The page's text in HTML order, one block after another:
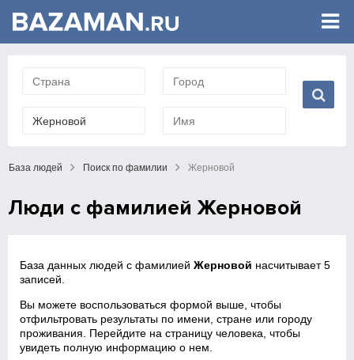
База людей Поиск по фамилии Жерновой
Люди с фамилией Жерновой
База данных людей с фамилиейЖерновой насчитывает 5
записей.
Вы можете воспользоваться формой выше, чтобы
отфильтровать результаты по имени, стране или городу
проживания. Перейдите на страницу человека, чтобы
увидеть полную информацию о нем.